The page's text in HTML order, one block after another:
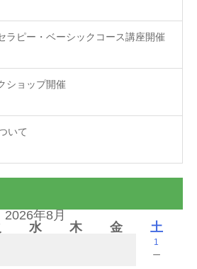
ラピー・ベーシックコース講座開催
ショップ開催
いて
2026年8月
水 木 金 土
1
－